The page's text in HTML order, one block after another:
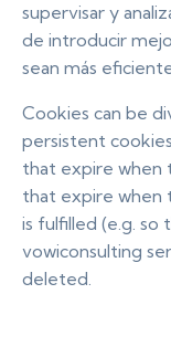
supervisar y
de introducir
sean más
Cookies can be
persistent
that expire when
that expire when
is fulfilled (e.g.
vowiconsulting
deleted.